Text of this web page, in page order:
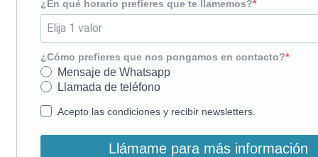
¿En qué horario prefieres que te llamemos?
¿Cómo prefieres que nos pongamos en contacto?
Mensaje de Whatsapp
Llamada de teléfono
Acepto las condiciones y recibir newsletters.
Llámame para más información